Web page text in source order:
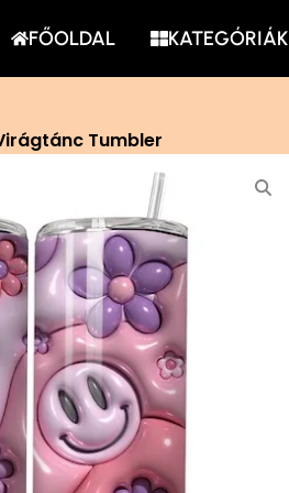
FŐOLDAL KATEGÓRIÁK
Tumbler